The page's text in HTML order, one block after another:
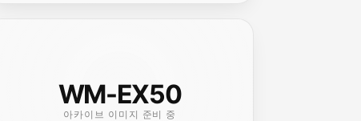
WM-EX50
아카이브 이미지 준비 중